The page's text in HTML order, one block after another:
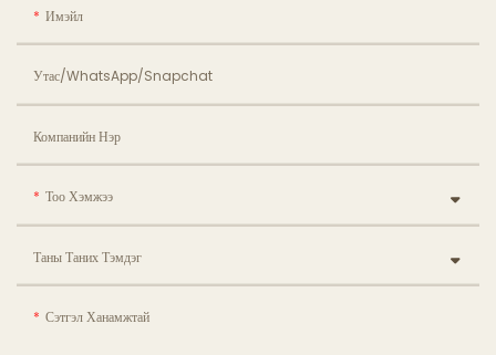
Имэйл
Утас/WhatsApp/Snapchat
Компанийн Нэр
Тоо Хэмжээ
Таны Таних Тэмдэг
Сэтгэл Ханамжтай